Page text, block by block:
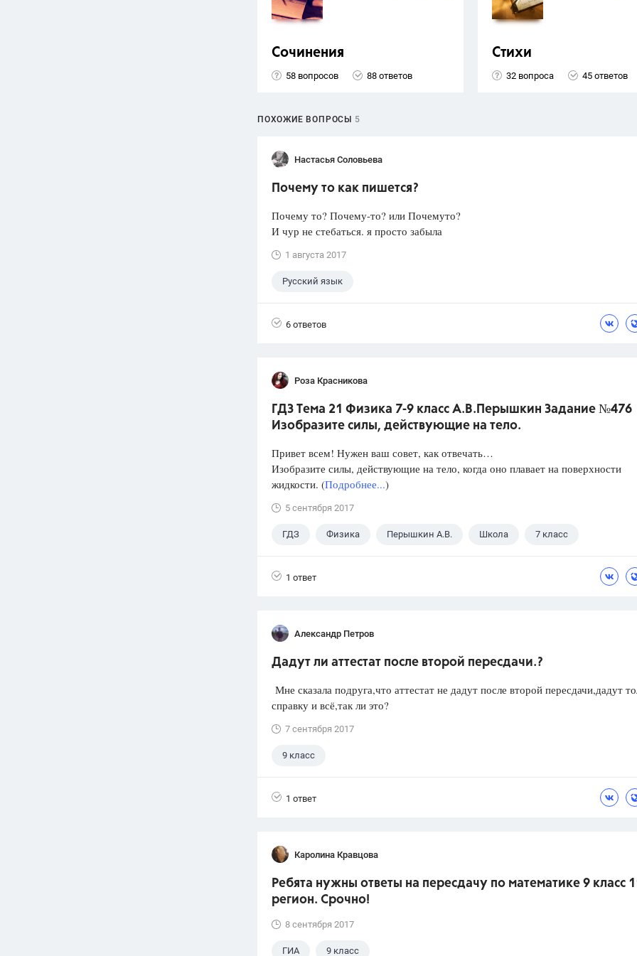
Сочинения
58 вопросов 88 ответов
Стихи
32 вопроса 45 ответов
ПОХОЖИЕ ВОПРОСЫ 5
Настасья Соловьева
Почему то как пишется?
Почему то? Почему-то? или Почемуто?
И чур не стебаться. я просто забыла
1 августа 2017
Русский язык
6 ответов
Роза Красникова
ГДЗ Тема 21 Физика 7-9 класс А.В.Перышкин Задание №476
Изобразите силы, действующие на тело.
Привет всем! Нужен ваш совет, как отвечать…
Изобразите силы, действующие на тело, когда оно плавает на поверхности
жидкости. (Подробнее...)
5 сентября 2017
ГДЗ Физика Перышкин А.В. Школа 7 класс
1 ответ
Александр Петров
Дадут ли аттестат после второй пересдачи.?
Мне сказала подруга,что аттестат не дадут после второй пересдачи,дадут
справку и всё,так ли это?
7 сентября 2017
9 класс
1 ответ
Каролина Кравцова
Ребята нужны ответы на пересдачу по математике 9 класс
регион. Срочно!
8 сентября 2017
ГИА 9 класс